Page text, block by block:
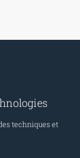
techniques et